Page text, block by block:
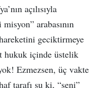
açılısıyla
arabasının
geciktirmeye
hukuk içinde üstelik
Ezmezsen, üç vakte
tarafı şu ki, “seni”